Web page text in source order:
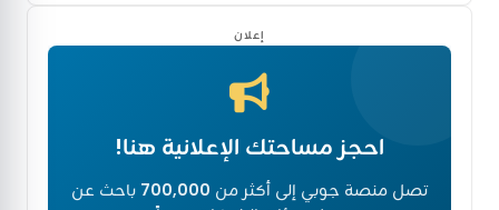
إعلان
احجز مساحتك الإعلانية هنا!
تصل منصة جوبي إلى أكثر من 700,000 باحث عن